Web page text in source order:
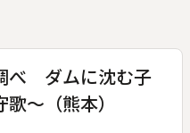
べ ダムに沈む子
～（熊本）